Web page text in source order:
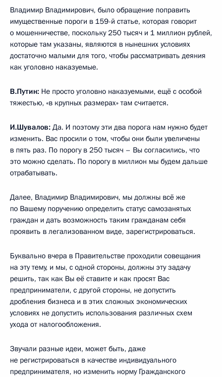
Владимир Владимирович, было обращение поправить
имущественные пороги в 159-й статье, которая говорит
о мошенничестве, поскольку 250 тысяч и 1 миллион рублей,
которые там указаны, являются в нынешних условиях
достаточно малыми для того, чтобы рассматривать деяния
как уголовно наказуемые.
В.Путин: Не просто уголовно наказуемыми, ещё с особой
тяжестью, «в крупных размерах» там считается.
И.Шувалов: Да. И поэтому эти два порога нам нужно будет
изменить. Вас просили о том, чтобы они были увеличены
в пять раз. По порогу в 250 тысяч – Вы согласились, что
это можно сделать. По порогу в миллион мы будем дальше
отрабатывать.
Далее, Владимир Владимирович, мы должны всё же
по Вашему поручению определить статус самозанятых
граждан и дать возможность таким гражданам себя
проявить в легализованном виде, зарегистрироваться.
Буквально вчера в Правительстве проходили совещания
на эту тему, и мы, с одной стороны, должны эту задачу
решить, так как Вы её ставите и как просят Вас
предприниматели, с другой стороны, не допустить
дробления бизнеса и в этих сложных экономических
условиях не допустить использования различных схем
ухода от налогообложения.
Звучали разные идеи, может быть, даже
не регистрироваться в качестве индивидуального
предпринимателя, но изменить норму Гражданского